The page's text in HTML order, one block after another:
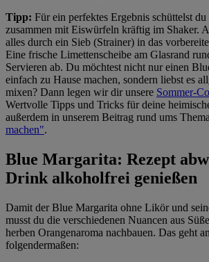
Tipp: Für ein perfektes Ergebnis schüttelst
zusammen mit Eiswürfeln kräftig im Shaker.
alles durch ein Sieb (Strainer) in das
Eine frische Limettenscheibe am Glasrand
Servieren ab. Du möchtest nicht nur einen
einfach zu Hause machen, sondern liebst es
mixen? Dann legen wir dir unsere Sommer-
Wertvolle Tipps und Tricks für deine
außerdem in unserem Beitrag rund ums
machen".
Blue Margarita: Rezept
Drink alkoholfrei genießen
Damit der Blue Margarita ohne Likör und
musst du die verschiedenen Nuancen aus
herben Orangenaroma nachbauen. Das geht
folgendermaßen: